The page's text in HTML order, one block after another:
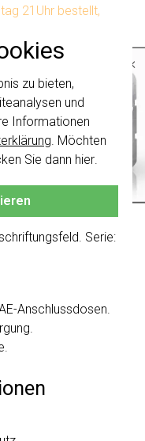
zu bieten,
und
Informationen
. Möchten
Sie dann hier.
21Uhr bestellt,
In den Warenkorb
Serie:
Anschlussdosen.
×
sind